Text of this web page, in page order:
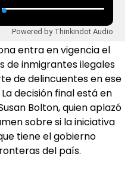
Powered by Thinkindot Audio
entra en vigencia el
de inmigrantes ilegales
de delincuentes en ese
decisión final está en
Bolton, quien aplazó
sobre si la iniciativa
tiene el gobierno
del país.